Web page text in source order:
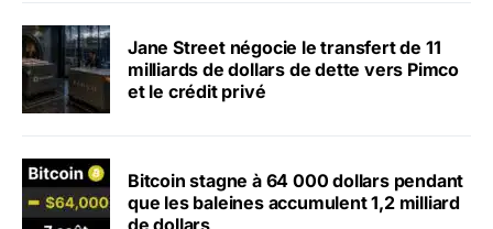
Jane Street négocie le transfert de 11
milliards de dollars de dette vers Pimco
et le crédit privé
Bitcoin stagne à 64 000 dollars pendant
que les baleines accumulent 1,2 milliard